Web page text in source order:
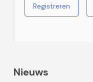
Registreren
Nieuws